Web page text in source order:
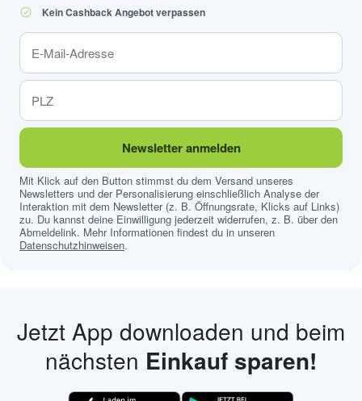
Kein Cashback Angebot verpassen
Newsletter anmelden
Mit Klick auf den Button stimmst du dem Versand unseres
Newsletters und der Personalisierung einschließlich Analyse der
Interaktion mit dem Newsletter (z. B. Öffnungsrate, Klicks auf Links)
zu. Du kannst deine Einwilligung jederzeit widerrufen, z. B. über den
Abmeldelink. Mehr Informationen findest du in unseren
Datenschutzhinweisen.
Jetzt App downloaden und beim
nächsten Einkauf sparen!